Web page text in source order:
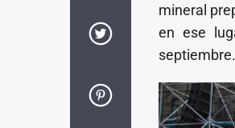
mineral
en ese
septiembre.